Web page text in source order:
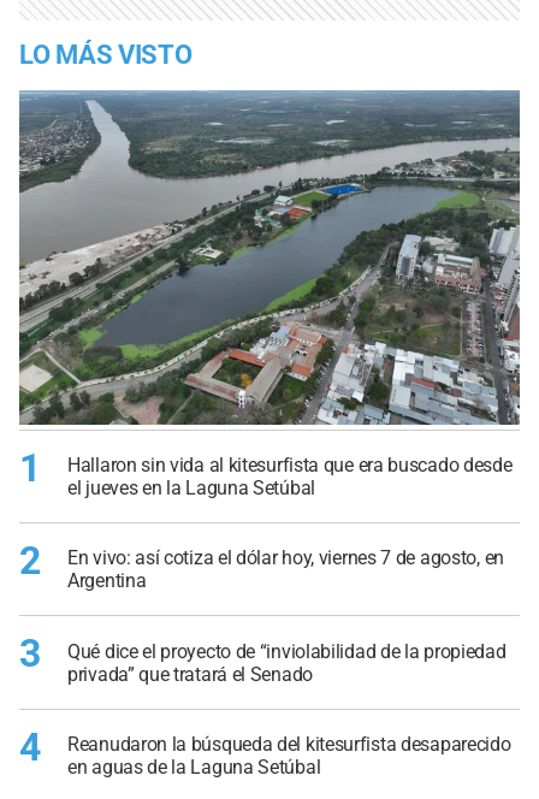
LO MÁS VISTO
1
Hallaron sin vida al kitesurfista que era buscado desde
el jueves en la Laguna Setúbal
2
En vivo: así cotiza el dólar hoy, viernes 7 de agosto, en
Argentina
3
Qué dice el proyecto de “inviolabilidad de la propiedad
privada” que tratará el Senado
4
Reanudaron la búsqueda del kitesurfista desaparecido
en aguas de la Laguna Setúbal